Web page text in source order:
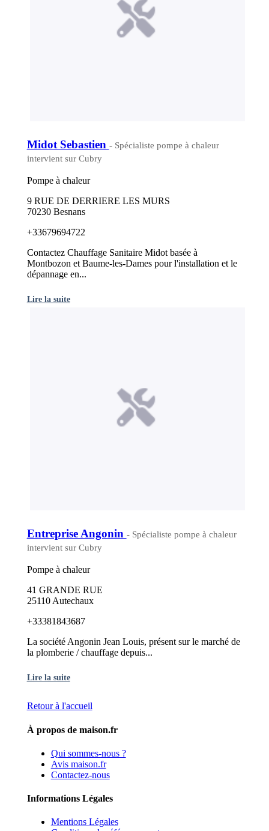
Midot Sebastien - Spécialiste pompe à chaleur
intervient sur Cubry
Pompe à chaleur
9 RUE DE DERRIERE LES MURS
70230 Besnans
+33679694722
Contactez Chauffage Sanitaire Midot basée à
Montbozon et Baume-les-Dames pour l'installation et le
dépannage en...
Lire la suite
Entreprise Angonin - Spécialiste pompe à chaleur
intervient sur Cubry
Pompe à chaleur
41 GRANDE RUE
25110 Autechaux
+33381843687
La société Angonin Jean Louis, présent sur le marché de
la plomberie / chauffage depuis...
Lire la suite
Retour à l'accueil
À propos de maison.fr
Qui sommes-nous ?
Avis maison.fr
Contactez-nous
Informations Légales
Mentions Légales